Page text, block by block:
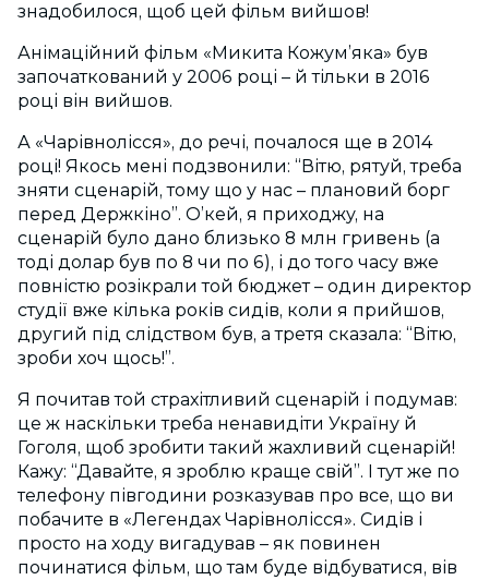
знадобилося, щоб цей фільм вийшов!
Анімаційний фільм «Микита Кожум’яка» був
започаткований у 2006 році – й тільки в 2016
році він вийшов.
А «Чарівнолісся», до речі, почалося ще в 2014
році! Якось мені подзвонили: “Вітю, рятуй, треба
зняти сценарій, тому що у нас – плановий борг
перед Держкіно”. О’кей, я приходжу, на
сценарій було дано близько 8 млн гривень (а
тоді долар був по 8 чи по 6), і до того часу вже
повністю розікрали той бюджет – один директор
студії вже кілька років сидів, коли я прийшов,
другий під слідством був, а третя сказала: “Вітю,
зроби хоч щось!”.
Я почитав той страхітливий сценарій і подумав:
це ж наскільки треба ненавидіти Україну й
Гоголя, щоб зробити такий жахливий сценарій!
Кажу: “Давайте, я зроблю краще свій”. І тут же по
телефону півгодини розказував про все, що ви
побачите в «Легендах Чарівнолісся». Сидів і
просто на ходу вигадував – як повинен
починатися фільм, що там буде відбуватися, вів